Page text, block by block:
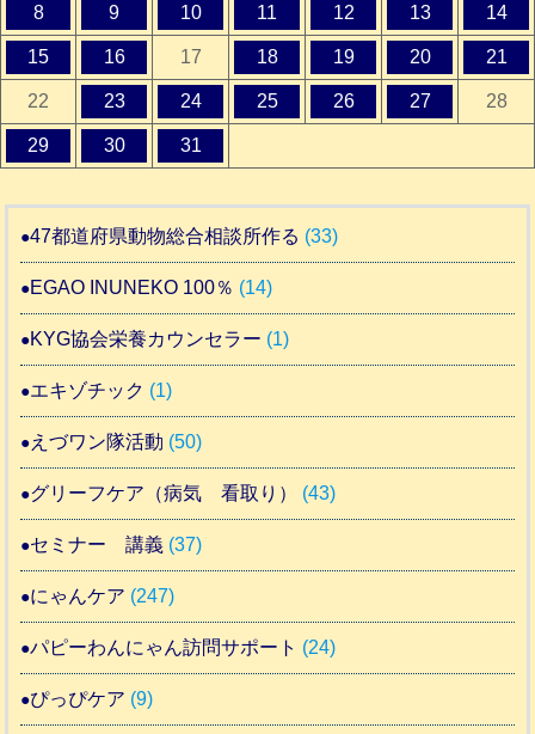
8 9 10 11 12 13 14
15 16 17 18 19 20 21
22 23 24 25 26 27 28
29 30 31
47都道府県動物総合相談所作る (33)
EGAO INUNEKO 100％ (14)
KYG協会栄養カウンセラー (1)
エキゾチック (1)
えづワン隊活動 (50)
グリーフケア（病気 看取り） (43)
セミナー 講義 (37)
にゃんケア (247)
パピーわんにゃん訪問サポート (24)
ぴっぴケア (9)